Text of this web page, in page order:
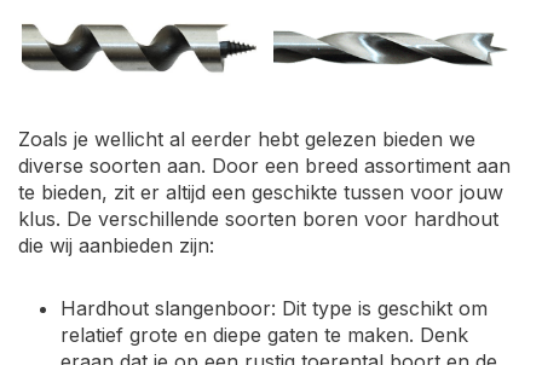
Zoals je wellicht al eerder hebt gelezen bieden we
diverse soorten aan. Door een breed assortiment aan
te bieden, zit er altijd een geschikte tussen voor jouw
klus. De verschillende soorten boren voor hardhout
die wij aanbieden zijn:
Hardhout slangenboor: Dit type is geschikt om
relatief grote en diepe gaten te maken. Denk